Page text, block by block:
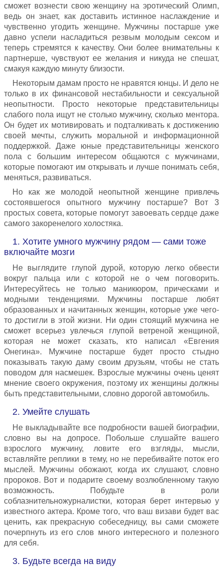
сможет вознести свою женщину на эротический Олимп,
ведь он знает, как доставить истинное наслаждение и
чувственно угодить женщине. Мужчины постарше уже
давно успели насладиться резвым молодым сексом и
теперь стремятся к качеству. Они более внимательны к
партнерше, чувствуют ее желания и никуда не спешат,
смакуя каждую минуту близости.
Некоторым дамам просто не нравятся юнцы. И дело не
только в их финансовой нестабильности и сексуальной
неопытности. Просто некоторые представительницы
слабого пола ищут не столько мужчину, сколько ментора.
Он будет их мотивировать и подталкивать к достижению
своей мечты, служить моральной и информационной
поддержкой. Даже юные представительницы женского
пола с большим интересом общаются с мужчинами,
которые помогают им открывать и лучше понимать себя,
меняться, развиваться.
Но как же молодой неопытной женщине привлечь
состоявшегося опытного мужчину постарше? Вот 3
простых совета, которые помогут завоевать сердце даже
самого закоренелого холостяка.
1. Хотите умного мужчину рядом — сами тоже
включайте мозги
Не выглядите глупой дурой, которую легко обвести
вокруг пальца или с которой не о чем поговорить.
Интересуйтесь не только маникюром, прическами и
модными тенденциями. Мужчины постарше любят
образованных и начитанных женщин, которые уже чего-
то достигли в этой жизни. Ни один стоящий мужчина не
сможет всерьез увлечься глупой ветреной женщиной,
которая не может сказать, кто написал «Евгения
Онегина». Мужчине постарше будет просто стыдно
показывать такую даму своим друзьям, чтобы не стать
поводом для насмешек. Взрослые мужчины очень ценят
мнение своего окружения, поэтому их женщины должны
быть представительными, словно дорогой автомобиль.
2. Умейте слушать
Не выкладывайте все подробности вашей биографии,
словно вы на допросе. Побольше слушайте вашего
взрослого мужчину, ловите его взгляды, мысли,
вставляйте реплики в тему, но не перебивайте поток его
мыслей. Мужчины обожают, когда их слушают, словно
пророков. Вот и подарите своему возлюбленному такую
возможность. Побудьте в роли
соблазнительножурналистки, которая берет интервью у
известного актера. Кроме того, что ваш визави будет вас
ценить, как прекрасную собеседницу, вы сами сможете
почерпнуть из его слов много интересного и полезного
для себя.
3. Будьте всегда на виду